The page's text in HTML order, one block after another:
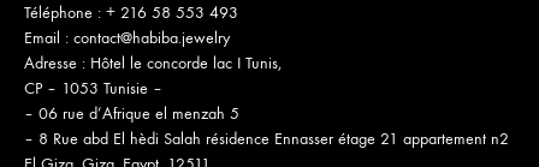
Téléphone : + 216 58 553 493
Email : contact@habiba.jewelry
Adresse : Hôtel le concorde lac I Tunis,
CP – 1053 Tunisie –
– 06 rue d’Afrique el menzah 5
– 8 Rue abd El hèdi Salah résidence Ennasser étage 21 appartement n2